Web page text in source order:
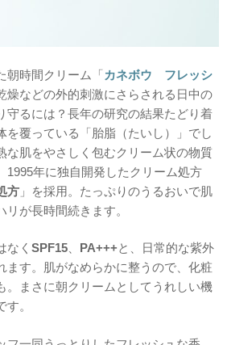
朝時間クリーム「カネボウ フレッシ
燥などの外的刺激にさらされる日中の
守るには？長年の研究の結果たどり着
を覆っている「胎脂（たいし）」でし
な肌をやさしく包むクリーム状の物質
1995年に独自開発したクリーム処方
方 」を採用。たっぷりのうるおいで肌
が長時間続きます。
なく SPF15、 PA+++と、日常的な紫外
ます。肌がなめらかに整うので、化粧
。まさに朝クリームとしてうれしい機
。